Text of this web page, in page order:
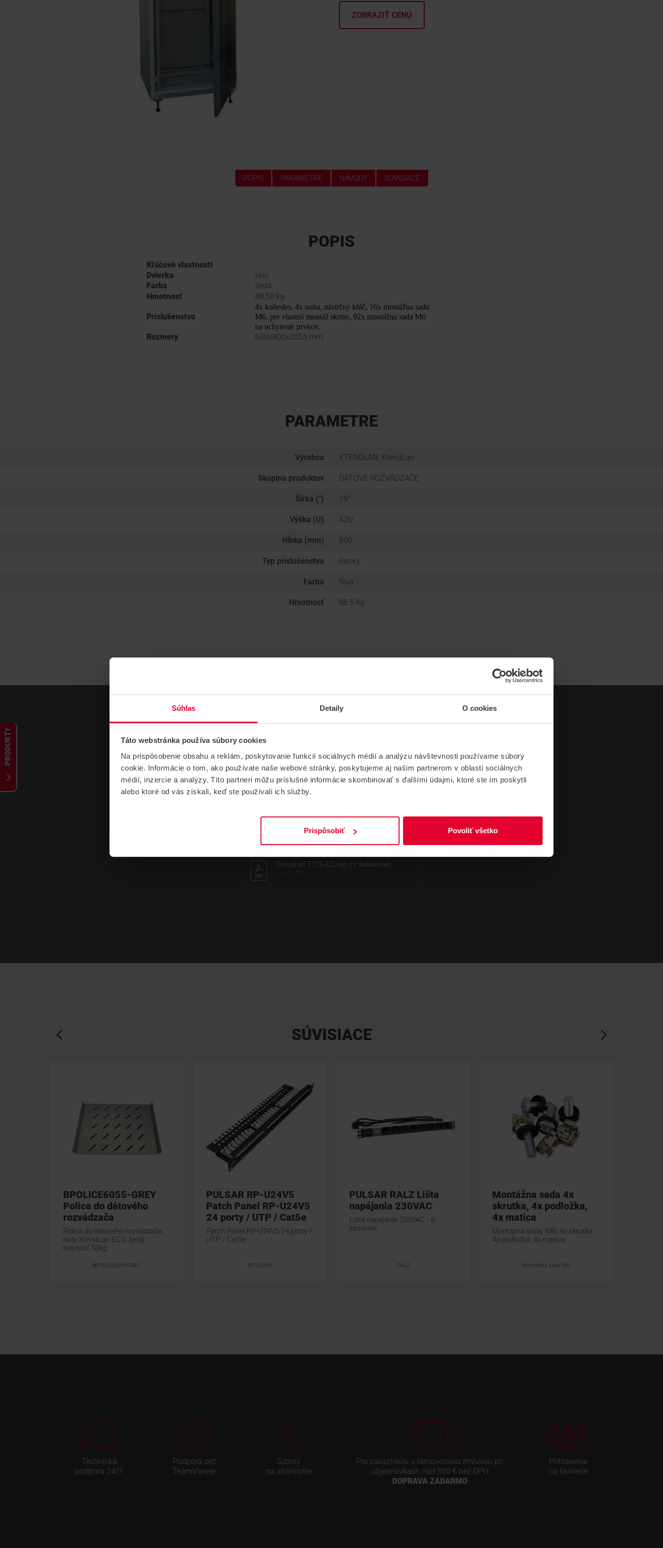
Súhlas Detaily O cookies
Táto webstránka používa súbory cookies
Na prispôsobenie obsahu a reklám, poskytovanie funkcií sociálnych médií a analýzu návštevnosti používame súbory
cookie. Informácie o tom, ako používate naše webové stránky, poskytujeme aj našim partnerom v oblasti sociálnych
médií, inzercie a analýzy. Títo partneri môžu príslušné informácie skombinovať s ďalšími údajmi, ktoré ste im poskytli
alebo ktoré od vás získali, keď ste používali ich služby.
Prispôsobiť Povoliť všetko
PRODUKTY
ZOBRAZIŤ CENU
POPIS PARAMETRE NÁVODY SÚVISIACE
POPIS
Kľúčové vlastnosti
Dvierka
sklo
Farba
šedá
Hmotnosť
88,50 kg
Príslušenstvo
4x koliesko, 4x noha, nástrčný klúč, 16x montážna sada
M6, pre vlastnú montáž skrine, 92x montážna sada M6
na uchytenie prvkov.
Rozmery 600x800x2055 mm
PARAMETRE
Výrobca XTENDLAN, XtendLan
Skupina produktov DÁTOVÉ ROZVÁDZAČE
Šírka (") 19"
Výška (U) 42U
Hĺbka (mm) 800
Typ príslušenstva Racky
Farba Sivá
Hmotnosť 88.5 kg
NÁVODY A PODPORA
DATASHEETY
XtendLan ECO-42U-68 cz datasheet
SÚVISIACE
BPOLICE6055-GREY
Polica do dátového
rozvádzača
Polica do dátového rozvádzača
rady XtendLan ECO, šedá,
nosnosť 50kg.
BPOLICE6055-GREY
PULSAR RP-U24V5
Patch Panel RP-U24V5
24 porty / UTP / Cat5e
Patch Panel RP-U24V5 24 porty /
UTP / Cat5e
RP-U24V5
PULSAR RALZ Lišta
napájania 230VAC
Lišta napájania 230VAC - 8
zásuviek
RALZ
Montážna sada 4x
skrutka, 4x podložka,
4x matica
Montážna sada, M6, 4x skrutka,
4x podložka, 4x matica.
Montážna sada M6
Technická
podpora 24/7
Podpora cez
TeamViewer
Súbory
na stiahnutie
Pre zákazníkov s rámovcovou zmluvou pri
objednávkach nad 300 € bez DPH
DOPRAVA ZADARMO
Prihlásenie
na školenie